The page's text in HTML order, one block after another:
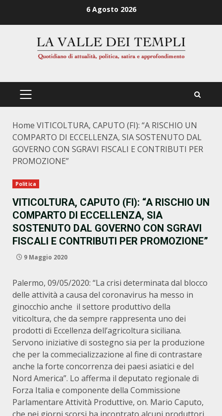
6 Agosto 2026
PRIMÄRES
Home VITICOLTURA, CAPUTO (FI): “A RISCHIO UN
COMPARTO DI ECCELLENZA, SIA SOSTENUTO DAL
GOVERNO CON SGRAVI FISCALI E CONTRIBUTI PER
PROMOZIONE”
Politica
VITICOLTURA, CAPUTO (FI): “A RISCHIO UN
COMPARTO DI ECCELLENZA, SIA
SOSTENUTO DAL GOVERNO CON SGRAVI
FISCALI E CONTRIBUTI PER PROMOZIONE”
9 Maggio 2020
Palermo, 09/05/2020: “La crisi determinata dal blocco
delle attività a causa del coronavirus ha messo in
ginocchio anche il settore produttivo della
viticoltura, che da sempre rappresenta uno dei
prodotti di Eccellenza dell’agricoltura siciliana.
Servono iniziative di sostegno sia per la produzione
che per la commecializzazione al fine di contrastare
anche la forte concorrenza dei paesi asiatici e del
Nord America”. Lo afferma il deputato regionale di
Forza Italia e componente della Commissione
Parlamentare Attività Produttive, on. Mario Caputo,